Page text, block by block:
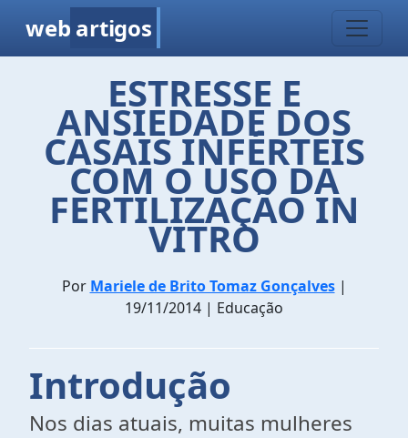
web artigos
ESTRESSE E
ANSIEDADE DOS
CASAIS INFÉRTEIS
COM O USO DA
FERTILIZAÇÃO IN
VITRO
Por Mariele de Brito Tomaz Gonçalves|
19/11/2014 | Educação
Introdução
Nos dias atuais, muitas mulheres